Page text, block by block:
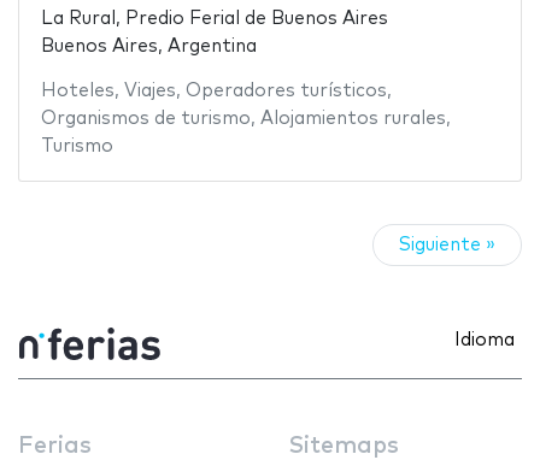
La Rural, Predio Ferial de Buenos Aires
Buenos Aires, Argentina
Hoteles, Viajes, Operadores turísticos,
Organismos de turismo, Alojamientos rurales,
Turismo
Siguiente »
Idioma
Ferias Sitemaps